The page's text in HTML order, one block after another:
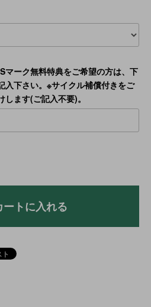
マーク無料特典をご希望の方は、下
入下さい。※サイクル補償付きをご
ます(ご記入不要)。
ートに入れる